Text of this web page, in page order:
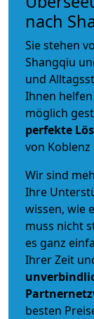
nach
Sie stehen
Shangqiu
und
Ihnen
möglich
perfekte
von Koblenz
Wir sind
Ihre
wissen, wie
muss nicht
es ganz
Ihrer Zeit
besten